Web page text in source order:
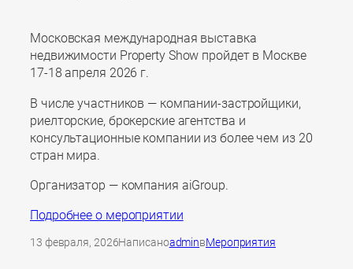
Московская международная выставка
недвижимости Property Show пройдет в Москве
17-18 апреля 2026 г.
В числе участников — компании-застройщики,
риелторские, брокерские агентства и
консультационные компании из более чем из 20
стран мира.
Организатор — компания aiGroup.
Подробнее о мероприятии
13 февраля, 2026НаписаноadminвМероприятия